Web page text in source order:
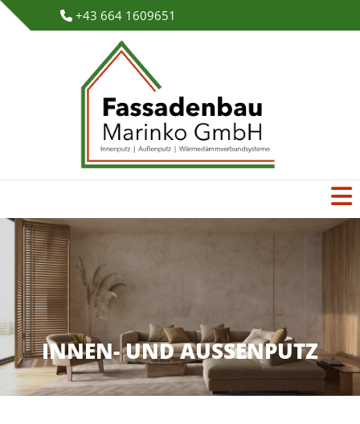
 +43 664 1609651
INNEN- UND AUSSENPUTZ